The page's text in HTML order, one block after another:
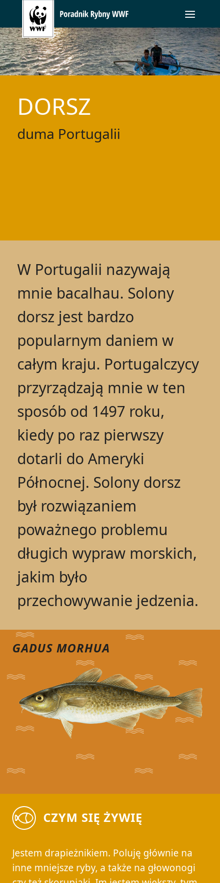
DORSZ
duma Portugalii
W Portugalii nazywają
mnie bacalhau. Solony
dorsz jest bardzo
popularnym daniem w
całym kraju. Portugalczycy
przyrządzają mnie w ten
sposób od 1497 roku,
kiedy po raz pierwszy
dotarli do Ameryki
Północnej. Solony dorsz
był rozwiązaniem
poważnego problemu
długich wypraw morskich,
jakim było
przechowywanie jedzenia.
GADUS MORHUA
CZYM SIĘ ŻYWIĘ
Jestem drapieżnikiem. Poluję głównie na
inne mniejsze ryby, a także na głowonogi